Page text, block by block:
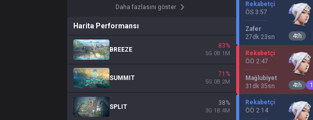
Daha fazlasını göster
Harita Performansı
BREEZE
83%
5G 0B 1 M
SUMMIT
71 %
5G 0B 2M
SPLIT
38%
3G 1 B 4M
Rekabetçi
ÖS 3:57
Zafer
27dk 23sn 4th
Rekabetçi
ÖÖ 2:47
Mağlubiyet
31 dk 35sn 4th 1
Rekabetçi
ÖÖ 2:14